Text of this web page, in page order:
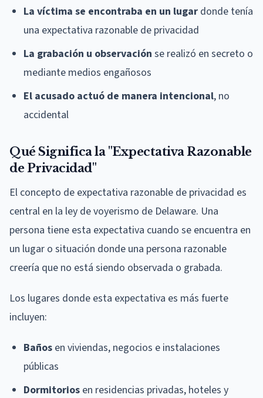
La víctima se encontraba en un lugar donde tenía
una expectativa razonable de privacidad
La grabación u observación se realizó en secreto o
mediante medios engañosos
El acusado actuó de manera intencional, no
accidental
Qué Significa la "Expectativa Razonable
de Privacidad"
El concepto de expectativa razonable de privacidad es
central en la ley de voyerismo de Delaware. Una
persona tiene esta expectativa cuando se encuentra en
un lugar o situación donde una persona razonable
creería que no está siendo observada o grabada.
Los lugares donde esta expectativa es más fuerte
incluyen:
Baños en viviendas, negocios e instalaciones
públicas
Dormitorios en residencias privadas, hoteles y